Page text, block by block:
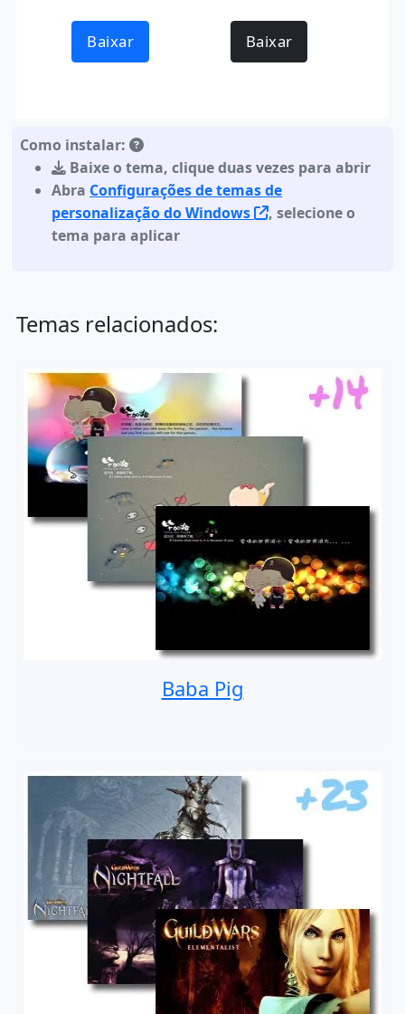
Baixar Baixar
Como instalar:
Baixe o tema,clique duas vezes para abrir
Abra Configurações de temas de
personalização do Windows
, selecione o
tema para aplicar
Temas relacionados:
Baba Pig